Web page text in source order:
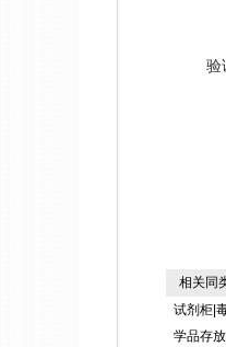
验
相关同
试剂柜|
学品存